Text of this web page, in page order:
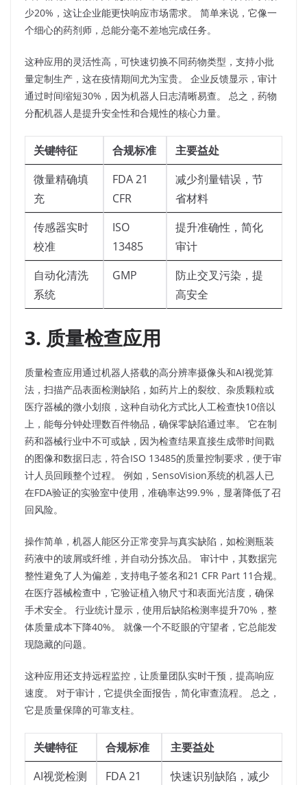
少20%，这让企业能更快响应市场需求。 简单来说，它像一
个细心的药剂师，总能分毫不差地完成任务。​
这种应用的灵活性高，可快速切换不同药物类型，支持小批
量定制生产，这在疫情期间尤为宝贵。 企业反馈显示，审计
通过时间缩短30%，因为机器人日志清晰易查。 总之，药物
分配机器人是提升安全性和合规性的核心力量。​
关键特征 合规标准
主要益处
微量精确填
充
FDA 21
CFR
减少剂量错误，节
省材料
传感器实时
校准
ISO
13485
提升准确性，简化
审计
自动化清洗
系统
GMP
防止交叉污染，提
高安全
3. 质量检查应用
质量检查应用通过机器人搭载的高分辨率摄像头和AI视觉算
法，扫描产品表面检测缺陷，如药片上的裂纹、杂质颗粒或
医疗器械的微小划痕，这种自动化方式比人工检查快10倍以
上，能每分钟处理数百件物品，确保零缺陷通过率。 它在制
药和器械行业中不可或缺，因为检查结果直接生成带时间戳
的图像和数据日志，符合ISO 13485的质量控制要求，便于审
计人员回顾整个过程。 例如，SensoVision系统的机器人已
在FDA验证的实验室中使用，准确率达99.9%，显著降低了召
回风险。​
操作简单，机器人能区分正常变异与真实缺陷，如检测瓶装
药液中的玻屑或纤维，并自动分拣次品。 审计中，其数据完
整性避免了人为偏差，支持电子签名和21 CFR Part 11合规。
在医疗器械检查中，它验证植入物尺寸和表面光洁度，确保
手术安全。 行业统计显示，使用后缺陷检测率提升70%，整
体质量成本下降40%。 就像一个不眨眼的守望者，它总能发
现隐藏的问题。​
这种应用还支持远程监控，让质量团队实时干预，提高响应
速度。 对于审计，它提供全面报告，简化审查流程。 总之，
它是质量保障的可靠支柱。​
关键特征 合规标准
主要益处
AI视觉检测
FDA 21
快速识别缺陷，减少